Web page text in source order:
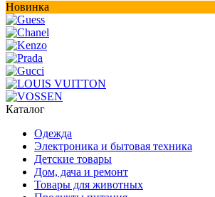
Новинка
Каталог
Одежда
Электроника и бытовая техника
Детские товары
Дом, дача и ремонт
Товары для животных